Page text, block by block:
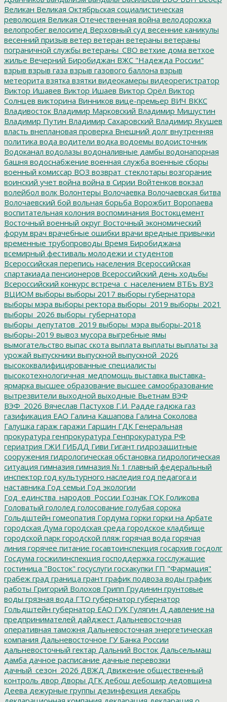
Великан Великая Октябрьская социалистическая
революция Великая Отечественная война велодорожка
велопробег велосипед Верховный суд весенние каникулы
весенний призыв ветер ветеран ветераны ветераны
пограничной службы ветераны_СВО ветхие дома ветхое
жилье Вечерний Биробиджан ВЖС "Надежда России"
взрыв взрыв газа взрыв газового баллона взрыв
метеорита взятка взятки видеокамеры видеорегистратор
Виктор Ишавев Виктор Ишаев Виктор Орёл Виктор
Солнцев викторина Винников вице-премьер ВИЧ ВККС
Владивосток Владимир Марковский Владимир Мишустин
Владимир Путин Владимир Сахаровский Владимир Якушев
власть внеплановая проверка Внешний долг внутренняя
политика вода водители водка водоемы водоисточник
Водоканал водолазы водоналивные дамбы водонапорная
башня водоснабжение военная служба военные сборы
военный комиссар ВОЗ возврат_стеклотары возгорание
воинский учет война война в Сирии Войтенков вокзал
волейбол волк Волонтеры Волочаевка Волочаевская битва
Волочаевский бой вольная борьба Ворожбит Воропаева
воспитательная колония воспоминания Востокцемент
Восточный военный округ Восточный экономический
форум врач врачебные ошибки врачи вредные привычки
временные трубопроводы Время Биробиджана
всемирный фестиваль молодежи и студентов
Всероссийская перепись населения Всероссийская
спартакиада пенсионеров Всероссийский день ходьбы
Всероссийский конкурс встреча_с_населением ВТБъ ВУЗ
ВЦИОМ выборы выборы 2017 выборы губернатора
выборы мэра выборы ректора выборы_2019 выборы_2021
выборы_2026 выборы_губернатора
выборы_депутатов_2019 выборы_мэра выборы-2018
выборы-2019 вывоз мусора выгребные ямы
вымогательство выпас скота выплата выплаты выплаты за
урожай выпускники выпускной выпускной_2026
высококвалифицированные специалисты
высокотехнологичная_медпомощь выставка выставка-
ярмарка высшее образование высшее самообразование
вытрезвители выходной выходные Вьетнам ВЭФ
ВЭФ_2026 Вячеслав Пастухов Г.И. Радде гадюка газ
газификация ЕАО Галина Кашапова Галина Соколова
Галушка гараж гаражи Гаршин ГДК Генеральная
прокуратура генпрокуратура Генпрокуратура РФ
гериатрия ГЖИ ГИБДД Гиви Гигант гидрозащитные
сооружения гидрологическая обстановка гидрологическая
ситуация гимназия гимназия № 1 главный федеральный
инспектор год культурного наследия год педагога и
наставника Год семьи Год экологии
Год_единства_народов_России Гознак ГОК Голикова
Головатый гололед голосование голубая сорока
Гольдштейн гомеопатия Гордума горки горки на Арбате
городская Дума городская среда городское кладбище
городской парк городской пляж горячая вода горячая
линия горячее питание госавтоинспекция госархив госдолг
Госдума госжилинспекция господдержка госслужащие
гостиница "Восток" госуслуги госхакупки ГП "Фармация"
грабеж град граница грант график подвоза воды график
работы Григорий Волохов Грипп Грудинин грунтовые
воды грязная вода ГТО губернатор губернатор
Гольдштейн губернатор ЕАО ГУК Гулягин Д давление на
предпринимателей дайджест Дальневосточная
оперативная таможня Дальневосточная энергетическая
компания Дальневосточное ГУ Банка России
дальневосточный гектар Дальний Восток Дальсельмаш
дамба дачное расписание дачные перевозки
дачный_сезон_2026 ДВЖД Движение общественный
контроль двор Дворы ДГК дебош дебошир дедовщина
Деева дежурные группы дезинфекция декабрь